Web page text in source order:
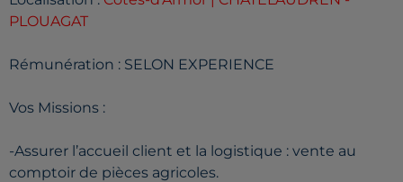
PLOUAGAT
Rémunération : SELON EXPERIENCE
Vos Missions :
-Assurer l’accueil client et la logistique : vente au
comptoir de pièces agricoles.